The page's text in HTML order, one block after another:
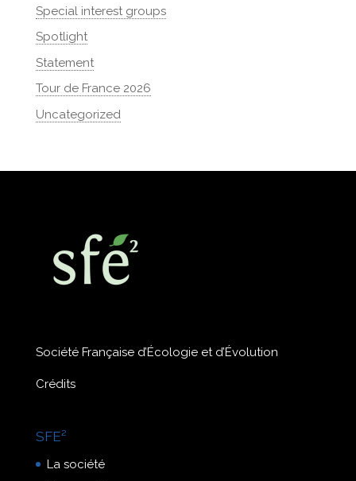
Special interest groups
Spotlight
Statement
Tour de France 2026
Uncategorized
Société Française d’Écologie et d’Évolution
Crédits
SFE²
La société